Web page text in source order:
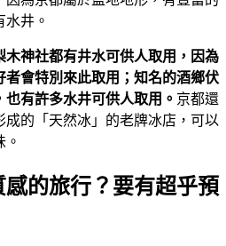
井。
神社都有井水可供人取用，因為
會特別來此取用；知名的酒鄉伏
有許多水井可供人取用。 京都還
的「天然冰」的老牌冰店，可以
的旅行？要有超乎預